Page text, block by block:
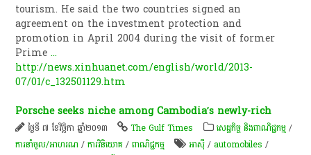
tourism. He said the two countries signed an
agreement on the investment protection and
promotion in April 2004 during the visit of former
Prime...
http://news.xinhuanet.com/english/world/2013-
07/01/c_132501129.htm
Porsche seeks niche among Cambodia’s newly-rich
ថ្ងៃទី ៧ ខែវិច្ឆិកា ឆ្នាំ២០១៣ The Gulf Times សេដ្ឋកិច្ច និងពាណិជ្ជកម្ម /
ការនាំចូល/អាហរណ /ការវិនិយោគ /ពាណិជ្ជកម្ម អាស៊ី /automobiles /